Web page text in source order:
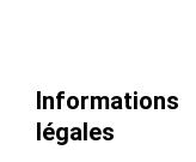
Informations
légales